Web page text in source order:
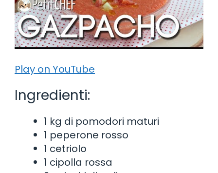
Play on YouTube
Ingredienti:
1 kg di pomodori maturi
1 peperone rosso
1 cetriolo
1 cipolla rossa